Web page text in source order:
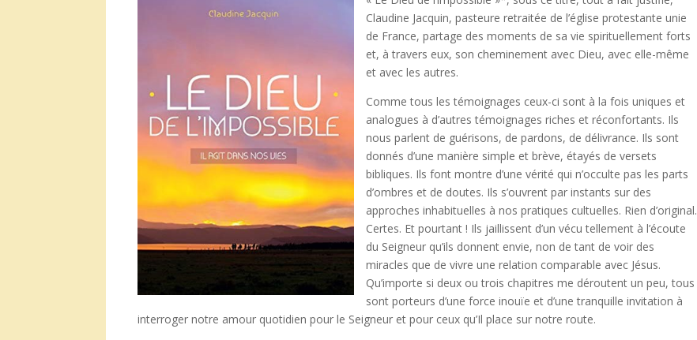
Claudine Jacquin, pasteure retraitée de l’église protestante unie
de France, partage des moments de sa vie spirituellement forts
et, à travers eux, son cheminement avec Dieu, avec elle-même
et avec les autres.
Comme tous les témoignages ceux-ci sont à la fois uniques et
analogues à d’autres témoignages riches et réconfortants. Ils
nous parlent de guérisons, de pardons, de délivrance. Ils sont
donnés d’une manière simple et brève, étayés de versets
bibliques. Ils font montre d’une vérité qui n’occulte pas les parts
d’ombres et de doutes. Ils s’ouvrent par instants sur des
approches inhabituelles à nos pratiques cultuelles. Rien d’original.
Certes. Et pourtant ! Ils jaillissent d’un vécu tellement à l’écoute
du Seigneur qu’ils donnent envie, non de tant de voir des
miracles que de vivre une relation comparable avec Jésus.
Qu’importe si deux ou trois chapitres me déroutent un peu, tous
sont porteurs d’une force inouïe et d’une tranquille invitation à
interroger notre amour quotidien pour le Seigneur et pour ceux qu’Il place sur notre route.